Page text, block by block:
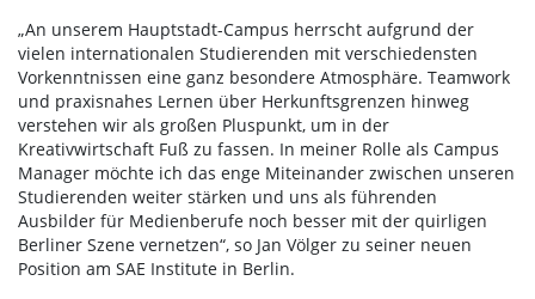
„An unserem Hauptstadt-Campus herrscht aufgrund der
vielen internationalen Studierenden mit verschiedensten
Vorkenntnissen eine ganz besondere Atmosphäre. Teamwork
und praxisnahes Lernen über Herkunftsgrenzen hinweg
verstehen wir als großen Pluspunkt, um in der
Kreativwirtschaft Fuß zu fassen. In meiner Rolle als Campus
Manager möchte ich das enge Miteinander zwischen unseren
Studierenden weiter stärken und uns als führenden
Ausbilder für Medienberufe noch besser mit der quirligen
Berliner Szene vernetzen“, so Jan Völger zu seiner neuen
Position am SAE Institute in Berlin.